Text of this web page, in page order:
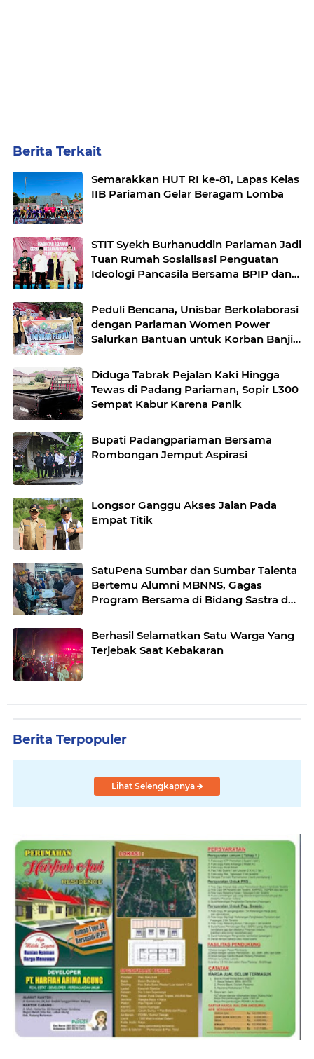
Berita Terkait
Semarakkan HUT RI ke-81, Lapas Kelas
IIB Pariaman Gelar Beragam Lomba
STIT Syekh Burhanuddin Pariaman Jadi
Tuan Rumah Sosialisasi Penguatan
Ideologi Pancasila Bersama BPIP dan
Peduli Bencana, Unisbar Berkolaborasi
dengan Pariaman Women Power
Salurkan Bantuan untuk Korban Banjir
Diduga Tabrak Pejalan Kaki Hingga
Tewas di Padang Pariaman, Sopir L300
Sempat Kabur Karena Panik
Bupati Padangpariaman Bersama
Rombongan Jemput Aspirasi
Longsor Ganggu Akses Jalan Pada
Empat Titik
SatuPena Sumbar dan Sumbar Talenta
Bertemu Alumni MBNNS, Gagas
Program Bersama di Bidang Sastra dan
Berhasil Selamatkan Satu Warga Yang
Terjebak Saat Kebakaran
Berita Terpopuler
Lihat Selengkapnya